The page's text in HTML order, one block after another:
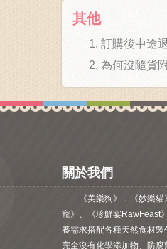
其他
訂購後中途退
為何沒隨貨
關於我們
《美樂狗》．《妙樂
寵》、《珍鮮宴RawFeast
養需求搭配各種天然食材製
完全沒有化學添加物、防